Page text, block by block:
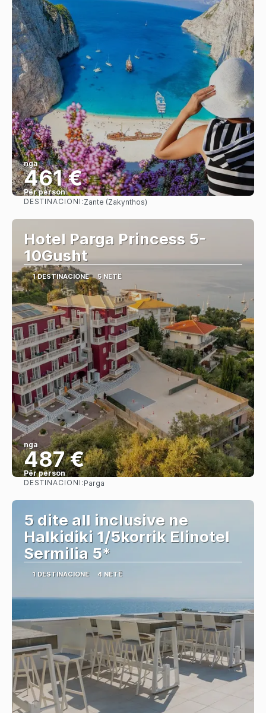
nga
461 €
Për person
Shihni
DESTINACIONI: Zante (Zakynthos)
Hotel Parga Princess 5-
10Gusht
1 DESTINACIONE 5 NETË
nga
487 €
Për person
DESTINACIONI: Parga
5 dite all inclusive ne
Halkidiki 1/5korrik Elinotel
Sermilia 5*
1 DESTINACIONE 4 NETË